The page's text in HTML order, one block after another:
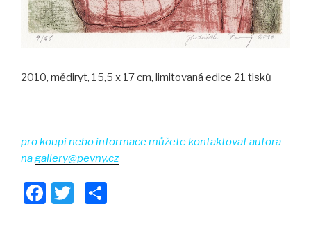
2010, mědiryt, 15,5 x 17 cm, limitovaná edice 21 tisků
pro koupi nebo informace můžete kontaktovat autora
nagallery@pevny.cz
F
T